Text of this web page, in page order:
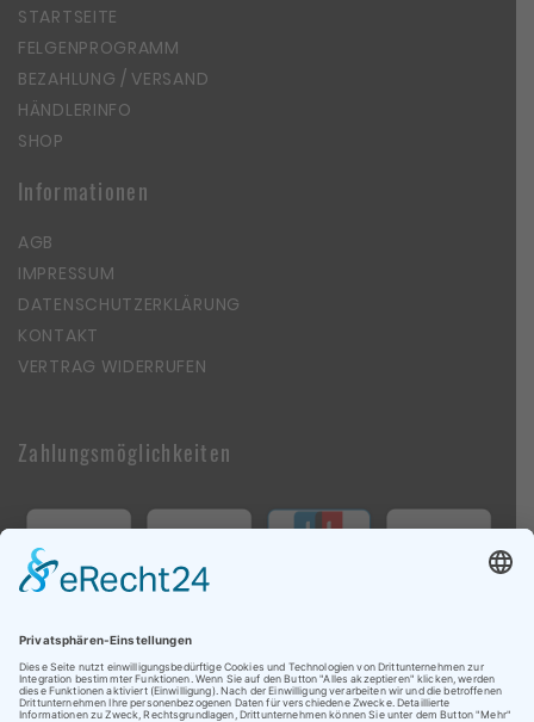
STARTSEITE
FELGENPROGRAMM
BEZAHLUNG / VERSAND
HÄNDLERINFO
SHOP
Informationen
AGB
IMPRESSUM
DATENSCHUTZERKLÄRUNG
KONTAKT
VERTRAG WIDERRUFEN
Zahlungsmöglichkeiten